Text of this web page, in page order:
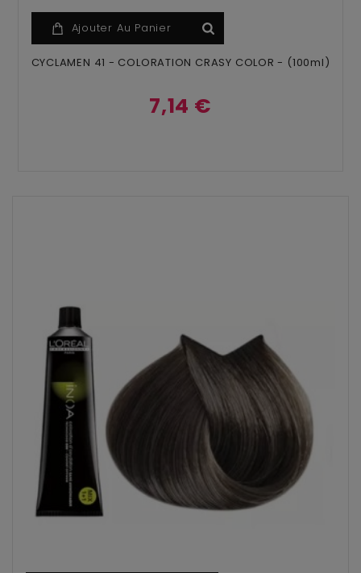
Ajouter Au Panier
CYCLAMEN 41 - COLORATION CRASY COLOR - (100ml)
7,14 €